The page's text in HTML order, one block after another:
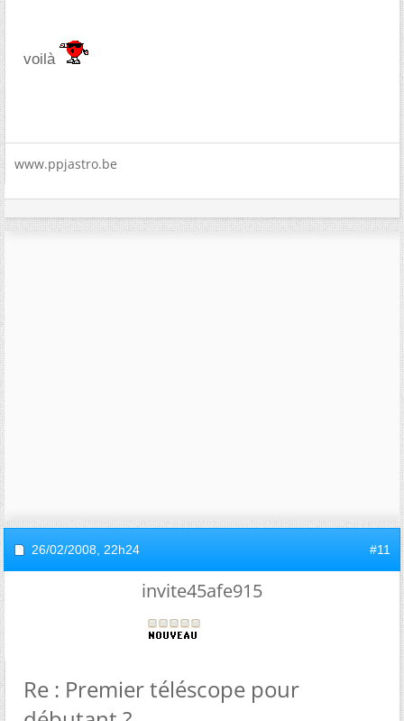
voilà
www.ppjastro.be
26/02/2008, 22h24 #11
invite45afe915
Re : Premier téléscope pour